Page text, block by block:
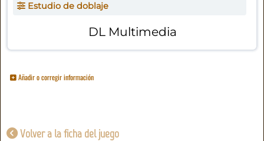
Estudio de doblaje
DL Multimedia
Añadir o corregir información
Volver a la ficha del juego